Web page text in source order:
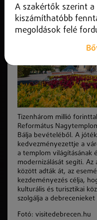
Tizenhárom millió
Református
Bálja bevételéből. A
kedvezményezettje a
a templom világításának
modernizálását segíti.
között adták át, az
kezdeményezés célja,
kulturális és turisztikai
szolgálja a
Fotó: visitedebrecen.hu
A szakértők szerint
kiszámíthatóbb
megoldások felé